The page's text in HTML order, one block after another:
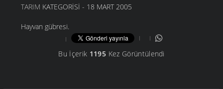
TARIM KATEGORISI - 18 MART 2005
Hayvan gübresi.
Bu İçerik 1195 Kez Görüntülendi